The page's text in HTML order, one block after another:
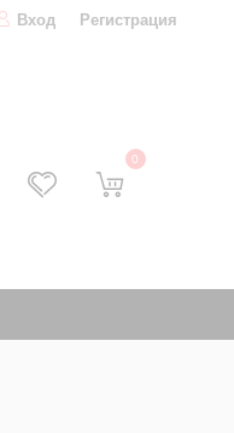
Вход Регистрация
0